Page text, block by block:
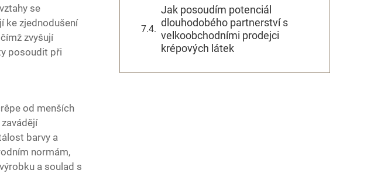
se
ke zjednodušení
zvyšují
posoudit při
od menších
barvy a
normám,
a soulad s
Jak posoudím potenciál
dlouhodobého partnerství s
velkoobchodními prodejci
krépových látek